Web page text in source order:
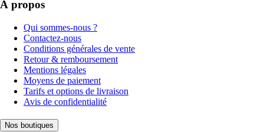
À propos
Qui sommes-nous ?
Contactez-nous
Conditions générales de vente
Retour & remboursement
Mentions légales
Moyens de paiement
Tarifs et options de livraison
Avis de confidentialité
Nos boutiques